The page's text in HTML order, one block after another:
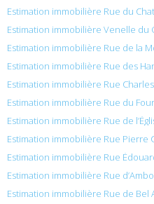
Estimation immobilière Rue du
Estimation immobilière Venelle du
Estimation immobilière Rue de la
Estimation immobilière Rue des
Estimation immobilière Rue
Estimation immobilière Rue du
Estimation immobilière Rue de
Estimation immobilière Rue Pierre
Estimation immobilière Rue
Estimation immobilière Rue
Estimation immobilière Rue de Bel